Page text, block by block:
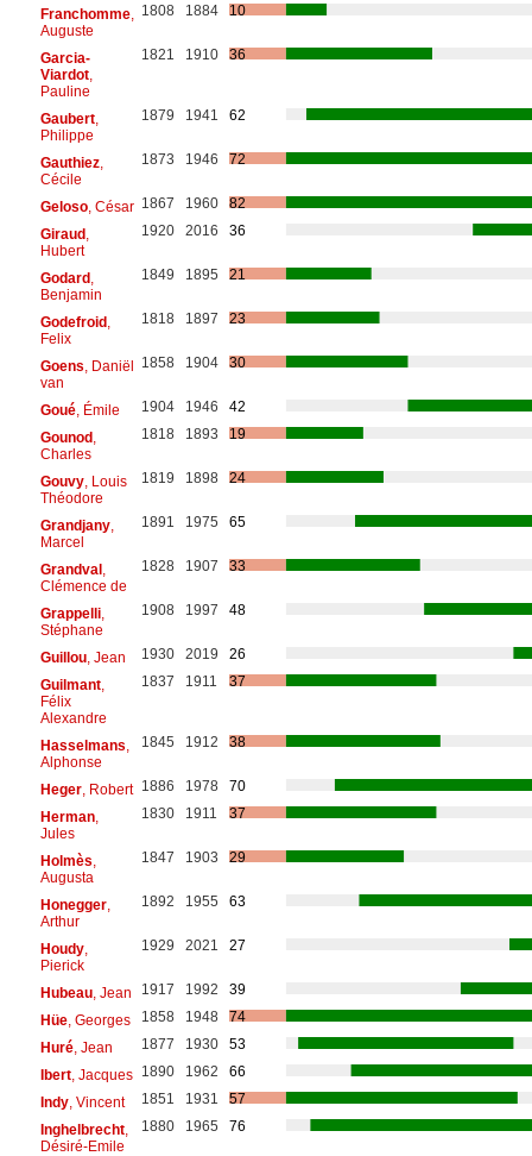
Franchomme,
Auguste
1808 1884 10
Garcia-
Viardot,
Pauline
1821 1910 36
Gaubert,
Philippe
1879 1941 62
Gauthiez,
Cécile
1873 1946 72
Geloso, César 1867 1960
82
Giraud,
Hubert
1920 2016 36
Godard,
Benjamin
1849 1895 21
Godefroid,
Felix
1818 1897 23
Goens , Daniël
van
1858 1904 30
Goué, Émile 1904 1946
42
Gounod,
Charles
1818 1893 19
Gouvy, Louis
Théodore
1819 1898 24
Grandjany,
Marcel
1891 1975 65
Grandval,
Clémence de
1828 1907 33
Grappelli,
Stéphane
1908 1997 48
Guillou, Jean 1930 2019
26
Guilmant,
Félix
Alexandre
1837 1911 37
Hasselmans
Alphonse
1845 1912 38
Heger, Robert 1886 1978
70
Herman,
Jules
1830 1911 37
Holmès
Augusta
1847 1903 29
Honegger,
Arthur
1892 1955 63
Houdy,
Pierick
1929 2021 27
Hubeau, Jean 1917 1992
39
Hüe, Georges 1858 1948
74
Huré, Jean 1877 1930
53
Ibert, Jacques 1890 1962
66
Indy, Vincent 1851 1931
57
Inghelbrecht,
Désiré-Emile
1880 1965 76